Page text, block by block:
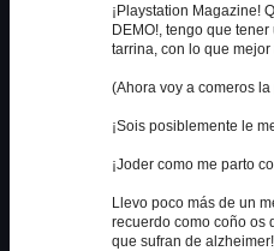
¡Playstation Magazine!
DEMO!, tengo que
tarrina, con lo que
(Ahora voy a comeros
¡Sois posiblemente le
¡Joder como me parto
Llevo poco más de un
recuerdo como coño os
que sufran de